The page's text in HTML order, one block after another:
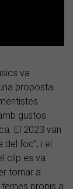
va
proposta
gustos
El 2023 van
del foc”, i el
clip es va
tornar a
propis a